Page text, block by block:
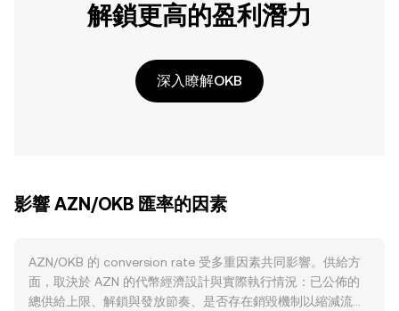
解鎖更高的盈利潛力
深入瞭解OKB
影響 AZN/OKB 匯率的因素
AZN/OKB 的 conversion rate 受多重因素共同影響。供給方
面，取決於 AZN 的代幣經濟設計與實際執行情況：已公佈的
總供給上限、解鎖與發放節奏、是否存在銷毀機制以縮減流通